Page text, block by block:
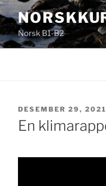
Gå
til
innholdNorsk B1-B2
PUBLISERT
DESEMBER 29, 2021
En